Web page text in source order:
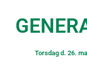
Torsdag d. 26.